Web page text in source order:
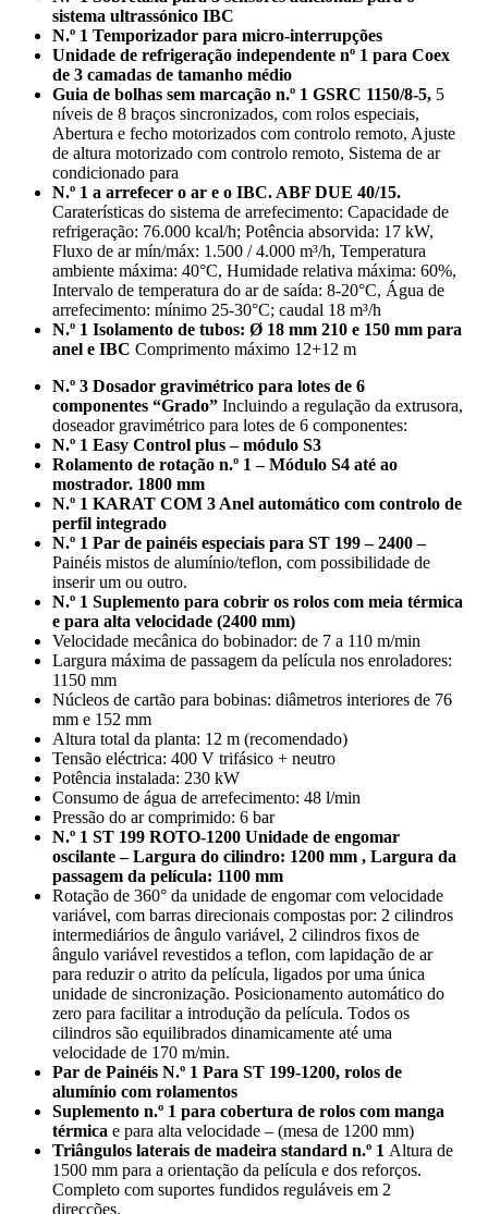
sistema ultrassónico IBC
N.º 1 Temporizador para micro-interrupções
Unidade de refrigeração independente nº 1 para Coex
de 3 camadas de tamanho médio
Guia de bolhas sem marcação n.º 1 GSRC 1150/8-5, 5
níveis de 8 braços sincronizados, com rolos especiais,
Abertura e fecho motorizados com controlo remoto, Ajuste
de altura motorizado com controlo remoto, Sistema de ar
condicionado para
N.º 1 a arrefecer o ar e o IBC. ABF DUE 40/15.
Caraterísticas do sistema de arrefecimento: Capacidade de
refrigeração: 76.000 kcal/h; Potência absorvida: 17 kW,
Fluxo de ar mín/máx: 1.500 / 4.000 m³/h, Temperatura
ambiente máxima: 40°C, Humidade relativa máxima: 60%,
Intervalo de temperatura do ar de saída: 8-20°C, Água de
arrefecimento: mínimo 25-30°C; caudal 18 m³/h
N.º 1 Isolamento de tubos: Ø 18 mm 210 e 150 mm para
anel e IBC Comprimento máximo 12+12 m
N.º 3 Dosador gravimétrico para lotes de 6
componentes “Grado” Incluindo a regulação da extrusora,
doseador gravimétrico para lotes de 6 componentes:
N.º 1 Easy Control plus – módulo S3
Rolamento de rotação n.º 1 – Módulo S4 até ao
mostrador. 1800 mm
N.º 1 KARAT COM 3 Anel automático com controlo de
perfil integrado
N.º 1 Par de painéis especiais para ST 199 – 2400 –
Painéis mistos de alumínio/teflon, com possibilidade de
inserir um ou outro.
N.º 1 Suplemento para cobrir os rolos com meia térmica
e para alta velocidade (2400 mm)
Velocidade mecânica do bobinador: de 7 a 110 m/min
Largura máxima de passagem da película nos enroladores:
1150 mm
Núcleos de cartão para bobinas: diâmetros interiores de 76
mm e 152 mm
Altura total da planta: 12 m (recomendado)
Tensão eléctrica: 400 V trifásico + neutro
Potência instalada: 230 kW
Consumo de água de arrefecimento: 48 l/min
Pressão do ar comprimido: 6 bar
N.º 1 ST 199 ROTO-1200 Unidade de engomar
oscilante – Largura do cilindro: 1200 mm , Largura da
passagem da película: 1100 mm
Rotação de 360° da unidade de engomar com velocidade
variável, com barras direcionais compostas por: 2 cilindros
intermediários de ângulo variável, 2 cilindros fixos de
ângulo variável revestidos a teflon, com lapidação de ar
para reduzir o atrito da película, ligados por uma única
unidade de sincronização. Posicionamento automático do
zero para facilitar a introdução da película. Todos os
cilindros são equilibrados dinamicamente até uma
velocidade de 170 m/min.
Par de Painéis N.º 1 Para ST 199-1200, rolos de
alumínio com rolamentos
Suplemento n.º 1 para cobertura de rolos com manga
térmica e para alta velocidade – (mesa de 1200 mm)
Triângulos laterais de madeira standard n.º 1 Altura de
1500 mm para a orientação da película e dos reforços.
Completo com suportes fundidos reguláveis em 2
direcções.